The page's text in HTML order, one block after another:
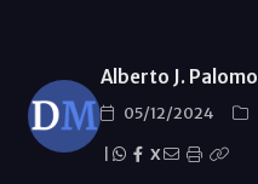
Alberto J. Palomo
05/12/2024
X